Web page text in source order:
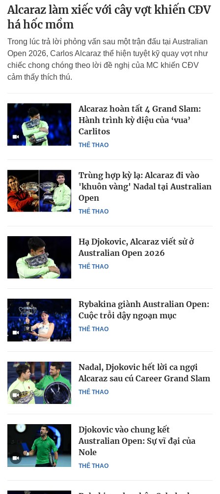
Alcaraz làm xiếc với cây vợt khiến CĐV
há hốc mồm
Trong lúc trả lời phỏng vấn sau một trận đấu tại Australian
Open 2026, Carlos Alcaraz thể hiện tuyệt kỹ quay vợt như
chiếc chong chóng theo lời đề nghị của MC khiến CĐV
cảm thấy thích thú.
THỂ THAO
Alcaraz hoàn tất 4 Grand Slam:
Hành trình kỳ diệu của ‘vua’
Carlitos
THỂ THAO
Trùng hợp kỳ lạ: Alcaraz đi vào
'khuôn vàng' Nadal tại Australian
Open
THỂ THAO
Hạ Djokovic, Alcaraz viết sử ở
Australian Open 2026
THỂ THAO
Rybakina giành Australian Open:
Cuộc trỗi dậy ngoạn mục
THỂ THAO
Nadal, Djokovic hết lời ca ngợi
Alcaraz sau cú Career Grand Slam
THỂ THAO
Djokovic vào chung kết
Australian Open: Sự vĩ đại của
Nole